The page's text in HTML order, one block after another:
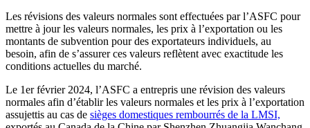
Les révisions des valeurs normales sont effectuées par l’ASFC pour
mettre à jour les valeurs normales, les prix à l’exportation ou les
montants de subvention pour des exportateurs individuels, au
besoin, afin de s’assurer ces valeurs reflètent avec exactitude les
conditions actuelles du marché.
Le 1er février 2024, l’ASFC a entrepris une révision des valeurs
normales afin d’établir les valeurs normales et les prix à l’exportation
assujettis au cas de sièges domestiques rembourrés de la LMSI,